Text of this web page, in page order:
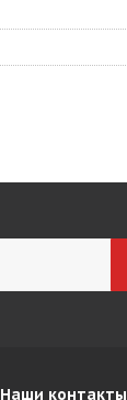
Наши контакты